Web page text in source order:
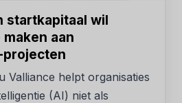
startkapitaal wil
aan
Valliance helpt organisaties
(AI) niet als